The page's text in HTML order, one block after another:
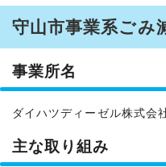
守山市事業系ごみ
事業所名
ダイハツディーゼル株式会
主な取り組み